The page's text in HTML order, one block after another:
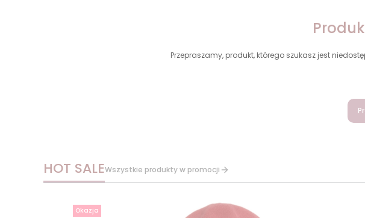
Przepraszamy, produkt, którego szukasz jest
HOT SALEWszystkie produkty w promocji
Okazja